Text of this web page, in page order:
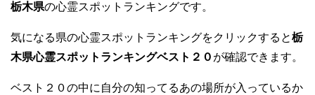
栃木県の心霊スポットランキングです。
気になる県の心霊スポットランキングをクリックすると栃
木県心霊スポットランキングベスト２０ が確認できます。
ベスト２０の中に自分の知ってるあの場所が入っているか